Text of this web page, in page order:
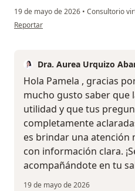
19 de mayo de 2026 • Consultorio
en opinión del usuario Pamela S.
Reportar
Dra. Aurea Urquizo
Hola Pamela , gracias
mucho gusto saber que
utilidad y que tus
completamente
es brindar una atención
con información clara.
acompañándote en tu
19 de mayo de 2026